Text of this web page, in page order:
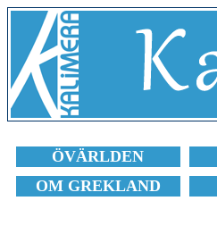
ÖVÄRLDEN
OM GREKLAND